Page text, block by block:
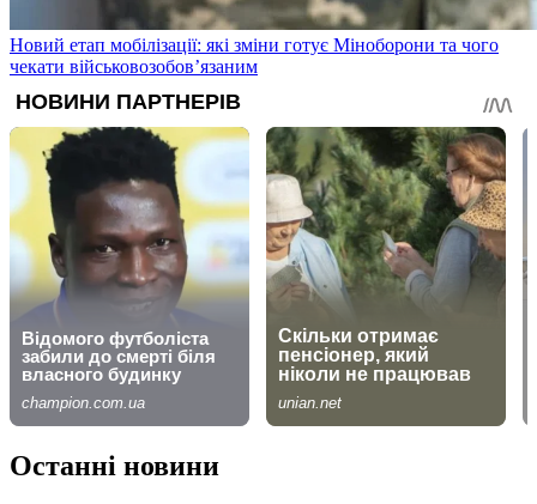
Новий етап мобілізації: які зміни готує Міноборони та чого
чекати військовозобов’язаним
Останні новини